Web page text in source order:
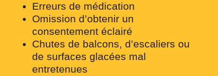
Erreurs de médication
Omission d’obtenir un
consentement éclairé
Chutes de balcons, d’escaliers ou
de surfaces glacées mal
entretenues